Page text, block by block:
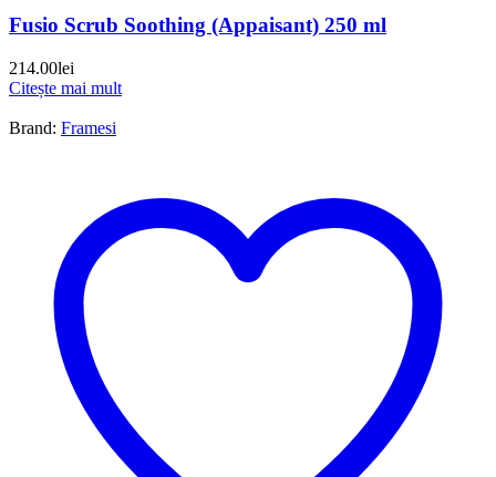
Fusio Scrub Soothing (Appaisant) 250 ml
214.00lei
Citește mai mult
Brand: Framesi